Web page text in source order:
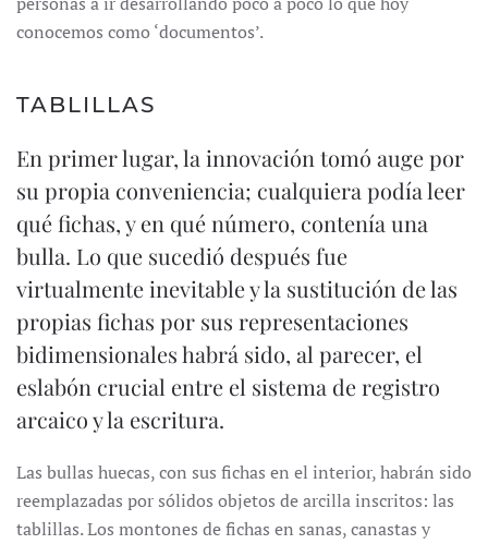
conocemos como ‘documentos’.
TABLILLAS
En primer lugar, la innovación tomó auge por
su propia conveniencia; cualquiera podía leer
qué fichas, y en qué número, contenía una
bulla. Lo que sucedió después fue
virtualmente inevitable y la sustitución de las
propias fichas por sus representaciones
bidimensionales habrá sido, al parecer, el
eslabón crucial entre el sistema de registro
arcaico y la escritura.
Las bullas huecas, con sus fichas en el interior, habrán sido
reemplazadas por sólidos objetos de arcilla inscritos: las
tablillas. Los montones de fichas en sanas, canastas y